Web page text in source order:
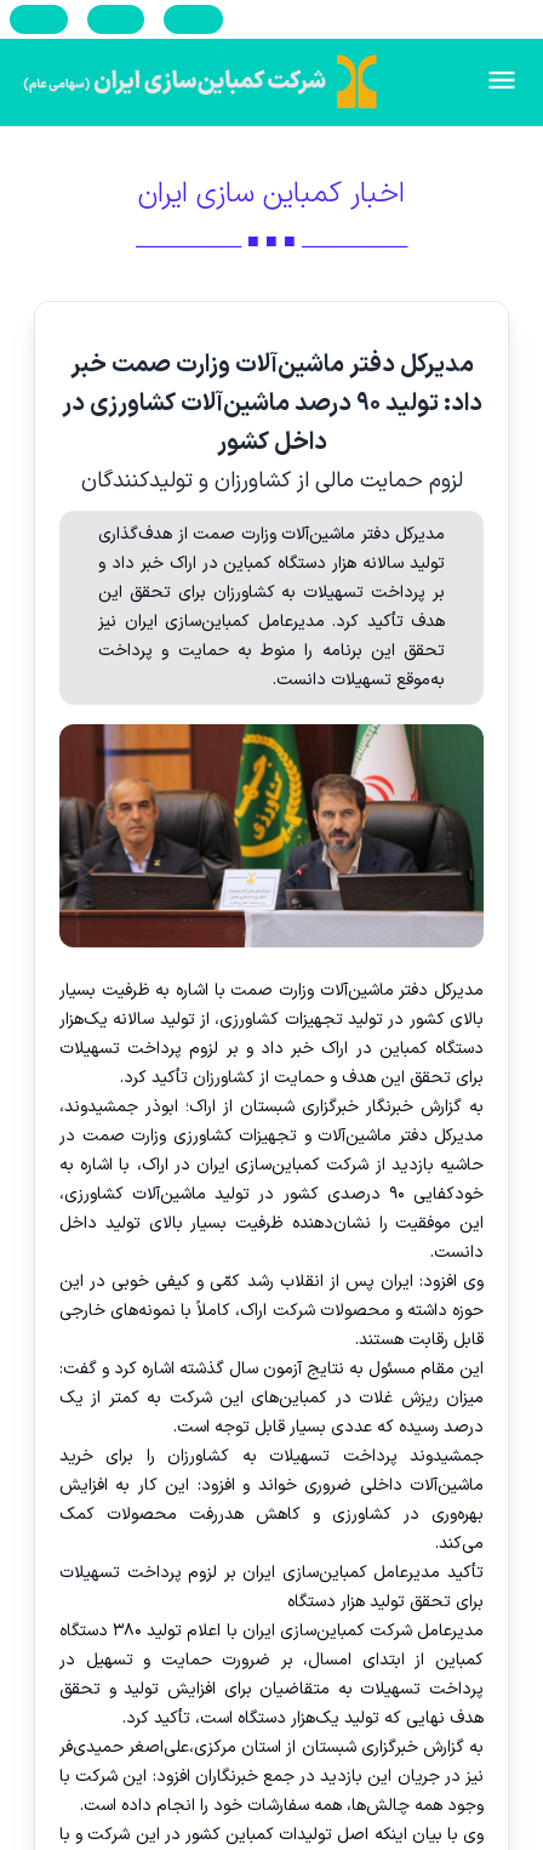
اخبار کمباین سازی ایران
ـــــــــــــــــــــــــــــ ■ ■ ■ ـــــــــــــــــــــــــــــ
مدیرکل دفتر ماشین‌آلات وزارت صمت خبر
داد: تولید ۹۰ درصد ماشین‌آلات کشاورزی در
داخل کشور
لزوم حمایت مالی از کشاورزان و تولیدکنندگان
مدیرکل دفتر ماشین‌آلات وزارت صمت از هدف‌گذاری
تولید سالانه هزار دستگاه کمباین در اراک خبر داد و
بر پرداخت تسهیلات به کشاورزان برای تحقق این
هدف تأکید کرد. مدیرعامل کمباین‌سازی ایران نیز
تحقق این برنامه را منوط به حمایت و پرداخت
به‌موقع تسهیلات دانست.
مدیرکل دفتر ماشین‌آلات وزارت صمت با اشاره به ظرفیت بسیار
بالای کشور در تولید تجهیزات کشاورزی، از تولید سالانه یک‌هزار
دستگاه کمباین در اراک خبر داد و بر لزوم پرداخت تسهیلات
برای تحقق این هدف و حمایت از کشاورزان تأکید کرد.
به گزارش خبرنگار خبرگزاری شبستان از اراک؛ ابوذر جمشیدوند،
مدیرکل دفتر ماشین‌آلات و تجهیزات کشاورزی وزارت صمت در
حاشیه بازدید از شرکت کمباین‌سازی ایران در اراک، با اشاره به
خودکفایی ۹۰ درصدی کشور در تولید ماشین‌آلات کشاورزی،
این موفقیت را نشان‌دهنده ظرفیت بسیار بالای تولید داخل
دانست.
وی افزود: ایران پس از انقلاب رشد کمّی و کیفی خوبی در این
حوزه داشته و محصولات شرکت اراک، کاملاً با نمونه‌های خارجی
قابل رقابت هستند.
این مقام مسئول به نتایج آزمون سال گذشته اشاره کرد و گفت:
میزان ریزش غلات در کمباین‌های این شرکت به کمتر از یک
درصد رسیده که عددی بسیار قابل توجه است.
جمشیدوند پرداخت تسهیلات به کشاورزان را برای خرید
ماشین‌آلات داخلی ضروری خواند و افزود: این کار به افزایش
بهره‌وری در کشاورزی و کاهش هدررفت محصولات کمک
می‌کند.
تأکید مدیرعامل کمباین‌سازی ایران بر لزوم پرداخت تسهیلات
برای تحقق تولید هزار دستگاه
مدیرعامل شرکت کمباین‌سازی ایران با اعلام تولید ۳۸۰ دستگاه
کمباین از ابتدای امسال، بر ضرورت حمایت و تسهیل در
پرداخت تسهیلات به متقاضیان برای افزایش تولید و تحقق
هدف نهایی که تولید یک‌هزار دستگاه است، تأکید کرد.
به گزارش خبرگزاری شبستان از استان مرکزی،علی‌اصغر حمیدی‌فر
نیز در جریان این بازدید در جمع خبرنگاران افزود: این شرکت با
وجود همه چالش‌ها، همه سفارشات خود را انجام داده است.
وی با بیان اینکه اصل تولیدات کمباین کشور در این شرکت و با